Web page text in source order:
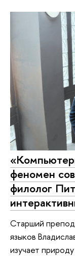
феномен
филолог
Старший
языков
изучает